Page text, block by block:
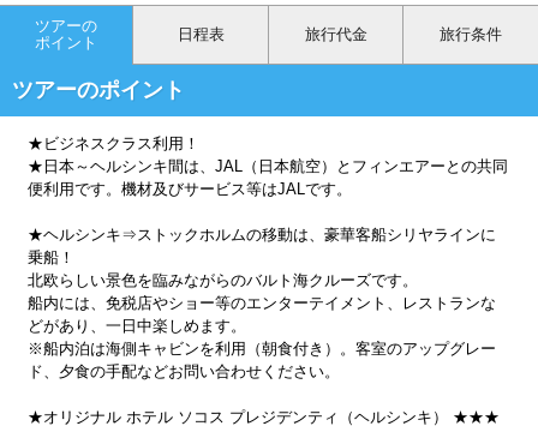
ツアーの
ポイント
日程表 旅行代金 旅行条件
ツアーのポイント
★ビジネスクラス利用！
★日本～ヘルシンキ間は、JAL（日本航空）とフィンエアーとの共同
便利用です。機材及びサービス等はJALです。
★ヘルシンキ⇒ストックホルムの移動は、豪華客船シリヤラインに
乗船！
北欧らしい景色を臨みながらのバルト海クルーズです。
船内には、免税店やショー等のエンターテイメント、レストランな
どがあり、一日中楽しめます。
※船内泊は海側キャビンを利用（朝食付き）。客室のアップグレー
ド、夕食の手配などお問い合わせください。
★オリジナル ホテル ソコス プレジデンティ（ヘルシンキ） ★★★